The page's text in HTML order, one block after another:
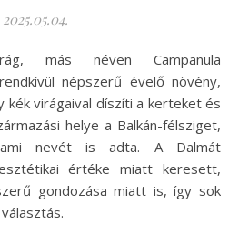
2025.05.04.
népszerű évelő növény,
kék virágaival díszíti a kerteket és
helye a Balkán-félsziget,
ami nevét is adta. A Dalmát
értéke miatt keresett,
gondozása miatt is, így sok